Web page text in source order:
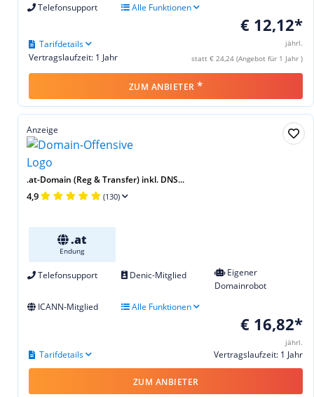
Telefonsupport Alle Funktionen
€ 12,12*
jährl.
statt € 24,24 (Angebot für 1 Jahr )
Vertragslaufzeit: 1 Jahr
Tarifdetails
ZUM ANBIETER *
Anzeige
.at-Domain (Reg & Transfer) inkl. DNS...
4,9 (130)
.at
Endung
Telefonsupport Denic-Mitglied
Eigener
Domainrobot
ICANN-Mitglied
Alle Funktionen
€ 16,82*
jährl.
Vertragslaufzeit: 1 Jahr
Tarifdetails
ZUM ANBIETER